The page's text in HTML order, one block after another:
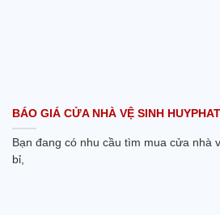
BÁO GIÁ CỬA NHÀ VỆ SINH
Bạn đang có nhu cầu tìm mua cửa nhà
bỉ,